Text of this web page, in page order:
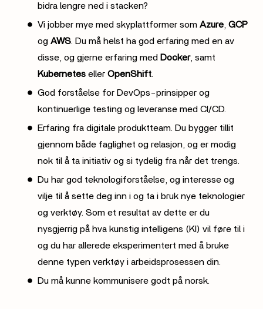
bidra lengre ned i stacken?
Vi jobber mye med skyplattformer som Azure GCP
og AWS. Du må helst ha god erfaring med en av
disse, og gjerne erfaring med Docker, samt
Kubernetes eller OpenShift.
God forståelse for DevOps-prinsipper og
kontinuerlige testing og leveranse med CI/CD.
Erfaring fra digitale produktteam. Du bygger tillit
gjennom både faglighet og relasjon, og er modig
nok til å ta initiativ og si tydelig fra når det trengs.
Du har god teknologiforståelse, og interesse og
vilje til å sette deg inn i og ta i bruk nye teknologier
og verktøy. Som et resultat av dette er du
nysgjerrig på hva kunstig intelligens (KI) vil føre til i
og du har allerede eksperimentert med å bruke
denne typen verktøy i arbeidsprosessen din.
Du må kunne kommunisere godt på norsk.